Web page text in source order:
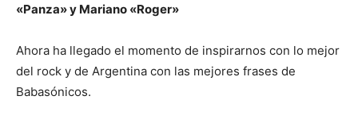
«Panza» y Mariano «Roger»
Ahora ha llegado el momento de inspirarnos con lo mejor
del rock y de Argentina con las mejores frases de
Babasónicos.